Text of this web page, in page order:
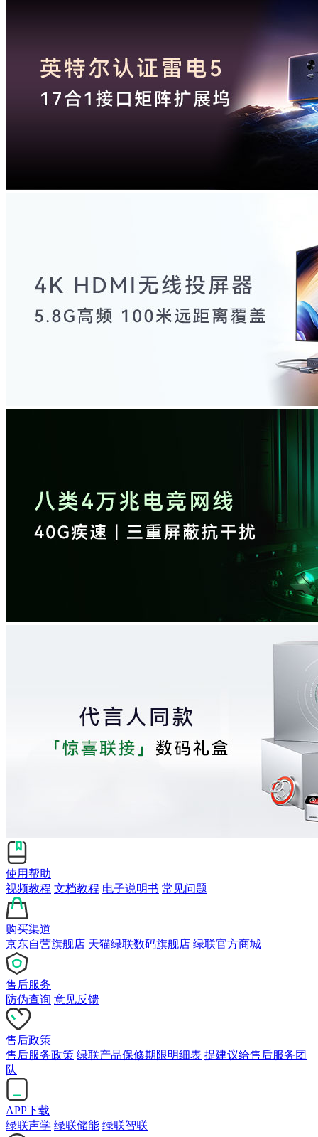
使用帮助
视频教程 文档教程 电子说明书 常见问题
购买渠道
京东自营旗舰店 天猫绿联数码旗舰店 绿联官方商城
售后服务
防伪查询 意见反馈
售后政策
售后服务政策 绿联产品保修期限明细表 提建议给售后服务团
队
APP下载
绿联声学 绿联储能 绿联智联